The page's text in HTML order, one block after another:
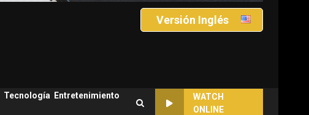
Versión Inglés
Tecnología
Entretenimiento
WATCH
ONLINE